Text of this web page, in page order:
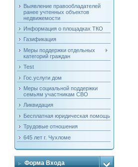
Выявление правообладателей
ранее учтенных объектов
недвижемости
Информация о площадках ТКО
Газификация
Меры поддержки отдельных
категорий граждан
Test
Гос.услуги дом
Меры социальной поддержки
семьям участникам СВО
Ликвидация
Бесплатная юридическая помощь
Трудовые отношения
645 лет г. Чухломе
Форма Входа